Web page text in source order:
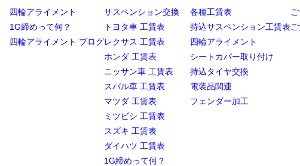
四輪アライメント
1G締めって何？
四輪アライメント ブログ
サスペンション交換
トヨタ車 工賃表
レクサス 工賃表
ホンダ 工賃表
ニッサン車 工賃表
スバル車 工賃表
マツダ 工賃表
ミツビシ 工賃表
スズキ 工賃表
ダイハツ 工賃表
1G締めって何？
各種工賃表
持込サスペンション工賃表
四輪アライメント
シートカバー取り付け
持込タイヤ交換
電装品関連
フェンダー加工